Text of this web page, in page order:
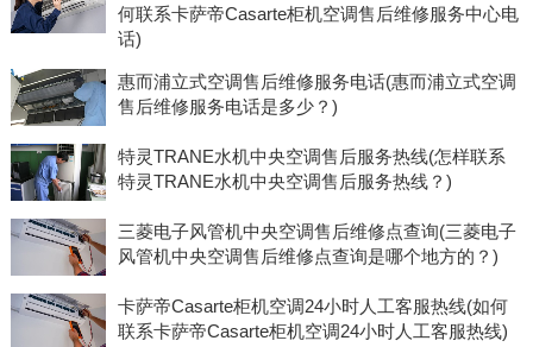
何联系卡萨帝Casarte柜机空调售后维修服务中心电
话)
惠而浦立式空调售后维修服务电话(惠而浦立式空调
售后维修服务电话是多少？)
特灵TRANE水机中央空调售后服务热线(怎样联系
特灵TRANE水机中央空调售后服务热线？)
三菱电子风管机中央空调售后维修点查询(三菱电子
风管机中央空调售后维修点查询是哪个地方的？)
卡萨帝Casarte柜机空调24小时人工客服热线(如何
联系卡萨帝Casarte柜机空调24小时人工客服热线)